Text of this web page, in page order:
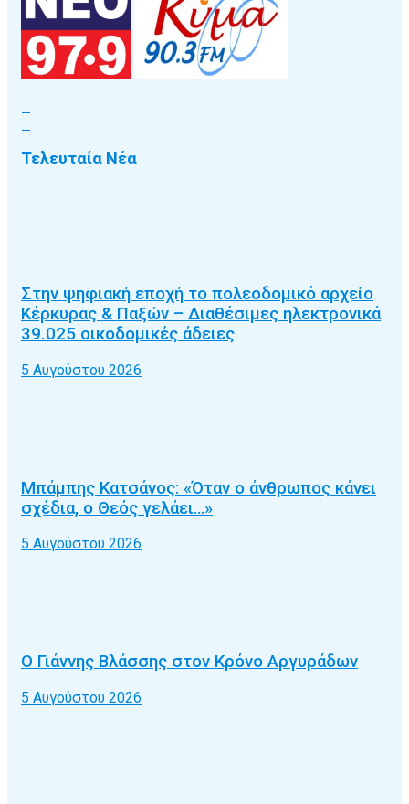
Τελευταία Νέα
Στην ψηφιακή εποχή το πολεοδομικό αρχείο
Κέρκυρας & Παξών – Διαθέσιμες ηλεκτρονικά
39.025 οικοδομικές άδειες
5 Αυγούστου 2026
Μπάμπης Κατσάνος: «Όταν ο άνθρωπος κάνει
σχέδια, ο Θεός γελάει…»
5 Αυγούστου 2026
Ο Γιάννης Βλάσσης στον Κρόνο Αργυράδων
5 Αυγούστου 2026